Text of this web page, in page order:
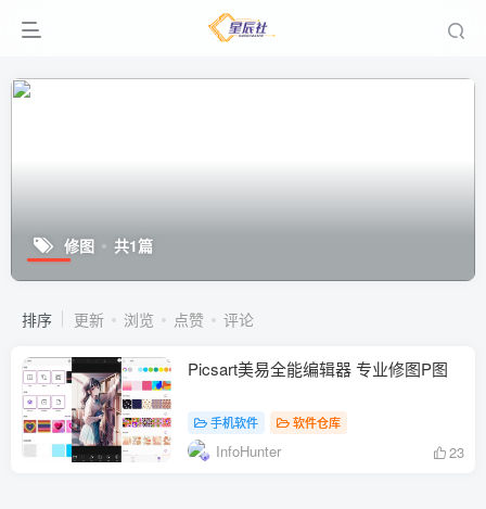
修图 共1篇
排序 更新 浏览 点赞 评论
Picsart美易全能编辑器 专业修图P图
手机软件 软件仓库
InfoHunter 23